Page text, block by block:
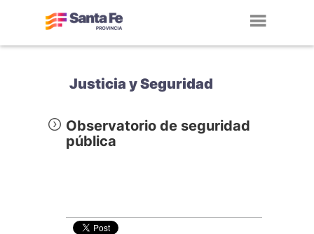
Justicia y Seguridad
Observatorio de seguridad
pública